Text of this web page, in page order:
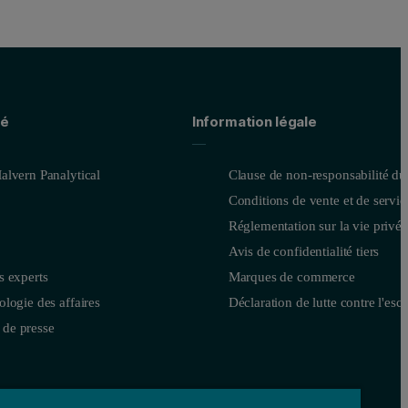
Panalytical
experts
des affaires
presse
Information légale
Clause de non-responsabilité
Conditions de vente et de
Réglementation sur la vie privée
Avis de confidentialité tiers
Marques de commerce
Déclaration de lutte contre